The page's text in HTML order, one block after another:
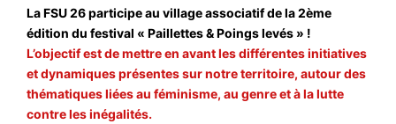
La FSU 26 participe au village associatif de la 2ème
édition du festival « Paillettes & Poings levés » !
L’objectif est de mettre en avant les différentes initiatives
et dynamiques présentes sur notre territoire, autour des
thématiques liées au féminisme, au genre et à la lutte
contre les inégalités.